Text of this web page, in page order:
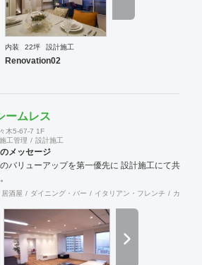
たお打ち合わせにも専門知識をもってご相
す。 □設計施工対応可能エリア 東北、関東
リア 全国 □登録/免許 二級建築士事務所登録
録18-10B-0723 建設業許可 秋田県知事
81789号 宅地建物取引業 秋田県知事（1）第
内装 22坪 設計施工
Renovation02
ームレス
木5-67-7 1F
施工管理 設計施工
メッセージ
バリューアップを第一優先に 設計施工にて共
居酒屋 ダイニング・バー イタリアン・フレンチ カフェ